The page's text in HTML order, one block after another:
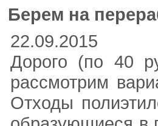
Берем на
22.09.2015
Дорого (по 40
рассмотрим
Отходы